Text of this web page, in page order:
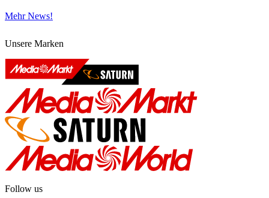
Mehr News!
Unsere Marken
Follow us